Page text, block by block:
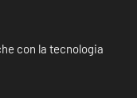
con la tecnologia